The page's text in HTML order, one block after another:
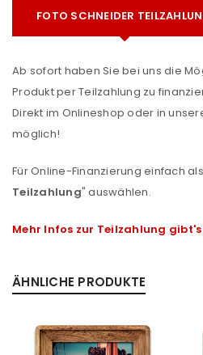
FOTO SCHNEIDER
Ab sofort haben Sie bei uns die
Produkt per Teilzahlung zu
Direkt im Onlineshop oder in
möglich!
Für Online-Finanzierung einfach
Teilzahlung" auswählen.
Mehr Infos zur Teilzahlung
ÄHNLICHE PRODUKTE